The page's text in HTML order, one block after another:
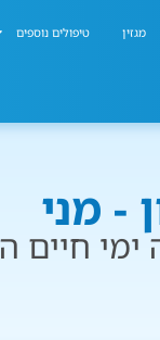
מגזין טיפולים נוספים
- מני
חיים